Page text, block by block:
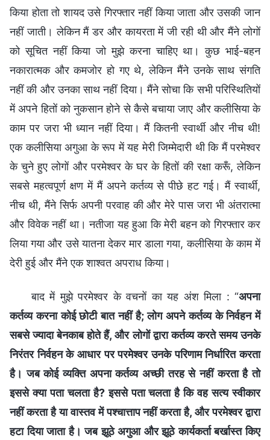
किया होता तो शायद उसे गिरफ्तार नहीं किया जाता और उसकी जान
नहीं जाती। लेकिन मैं डर और कायरता में जी रही थी और मैंने लोगों
को सूचित नहीं किया जो मुझे करना चाहिए था। कुछ भाई-बहन
नकारात्मक और कमजोर हो गए थे, लेकिन मैंने उनके साथ संगति
नहीं की और उनका साथ नहीं दिया। मैंने सोचा कि सभी परिस्थितियों
में अपने हितों को नुकसान होने से कैसे बचाया जाए और कलीसिया के
काम पर जरा भी ध्यान नहीं दिया। मैं कितनी स्वार्थी और नीच थी!
एक कलीसिया अगुआ के रूप में यह मेरी जिम्मेदारी थी कि मैं परमेश्वर
के चुने हुए लोगों और परमेश्वर के घर के हितों की रक्षा करूँ, लेकिन
सबसे महत्वपूर्ण क्षण में मैं अपने कर्तव्य से पीछे हट गई। मैं स्वार्थी,
नीच थी, मैंने सिर्फ अपनी परवाह की और मेरे पास जरा भी अंतरात्मा
और विवेक नहीं था। नतीजा यह हुआ कि मेरी बहन को गिरफ्तार कर
लिया गया और उसे यातना देकर मार डाला गया, कलीसिया के काम में
देरी हुई और मैंने एक शाश्वत अपराध किया।
बाद में मुझे परमेश्वर के वचनों का यह अंश मिला : “अपना
कर्तव्य करना कोई छोटी बात नहीं है; लोग अपने कर्तव्य के निर्वहन में
सबसे ज्यादा बेनकाब होते हैं, और लोगों द्वारा कर्तव्य करते समय उनके
निरंतर निर्वहन के आधार पर परमेश्वर उनके परिणाम निर्धारित करता
है। जब कोई व्यक्ति अपना कर्तव्य अच्छी तरह से नहीं करता है तो
इससे क्या पता चलता है? इससे पता चलता है कि वह सत्य स्वीकार
नहीं करता है या वास्तव में पश्चात्ताप नहीं करता है, और परमेश्वर द्वारा
हटा दिया जाता है। जब झूठे अगुआ और झूठे कार्यकर्ता बर्खास्त किए